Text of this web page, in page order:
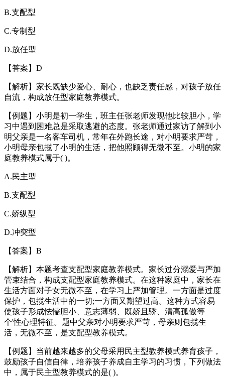
B.支配型
C.专制型
D.放任型
【答案】D
【解析】家长既缺少爱心、耐心，也缺乏责任感，对孩子放任
自流，构成放任型家庭教养模式。
【例题】小明是初一学生，班主任张老师发现他比较胆小，学
习中遇到困难总是采取逃避的态度。张老师通过家访了解到小
明父亲是一名客车司机，常年在外跑长途，对小明要求严苛，
小明母亲包揽了小明的生活，把他照顾得无微不至。小明的家
庭教养模式属于( )。
A.民主型
B.支配型
C.娇纵型
D.冲突型
【答案】B
【解析】本题考查支配型家庭教养模式。家长过分溺爱与严加
管束结合，构成支配型家庭教养模式。在这种家庭中，家长在
生活方面对子女无微不至，在学习上严加管理。一方面是过度
保护，包揽生活中的一切;一方面又期望过高。这种方式容易
使孩子形成怯懦胆小、意志薄弱、既娇且骄、清高孤傲等
个'性心理特征。题中父亲对小明要求严苛，母亲则包揽生
活，无微不至，是支配型教养模式。
【例题】当前越来越多的父母采用民主型教养模式养育孩子，
鼓励孩子自信自律，培养孩子养成自主学习的习惯，下列做法
中，属于民主型教养模式的是( )。